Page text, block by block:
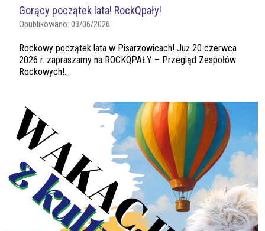
Gorący początek lata! RockQpały!
Opublikowano: 03/06/2026
Rockowy początek lata w Pisarzowicach! Już 20 czerwca
2026 r. zapraszamy na ROCKQPAŁY – Przegląd Zespołów
Rockowych!...